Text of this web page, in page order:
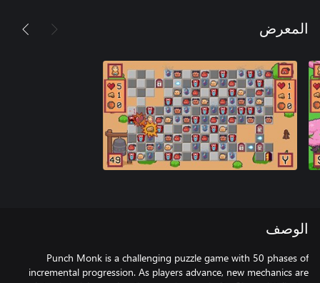
المعرض
الوصف
Punch Monk is a challenging puzzle game with 50 phases of
incremental progression. As players advance, new mechanics are